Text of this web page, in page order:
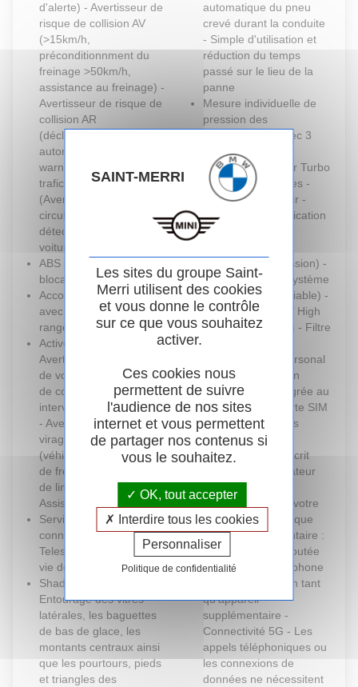
d'alerte) - Avertisseur de
risque de collision AV
(>15km/h,
préconditionnment du
freinage >50km/h,
assistance au freinage) -
Avertisseur de risque de
collision AR
(déclenchement
automatique des
warning) - Avertisseur de
trafic transversal AR
(Avertisseur en cas de
circulation transversale
détectée derrière la
voiture)
ABS - Système anti
blocage des roues
Accoudoir central AV
avec compartiment de
rangement
Active Guard -
Avertissement de sortie
de voie - Avertissement
de collision frontale avec
intervention sur les freins
- Avertissement de
virage à gauche
(véhicule) avec fonction
de freinage - Indicateur
de limitation de vitesse -
Assistant d'évitement
Services Après-vente
connectés BMW
Teleservices (durée de
vie de la voiture)
Shadow Line M brillant
Entourage des vitres
latérales, les baguettes
de bas de glace, les
montants centraux ainsi
que les pourtours, pieds
et triangles des
automatique du pneu
crevé durant la conduite
- Simple d'utilisation et
réduction du temps
passé sur le lieu de la
panne
Mesure individuelle de
pression des
pneumatiques avec 3
niveaux
Moteur TwinPower Turbo
essence 3 cylindres -
Turbocompresseur -
Valvetronic (modification
de la profondeur
soupapes d'admission) -
Double VANOS (système
de distribution variable) -
Technologie BMW High
Precision Injection - Filtre
Personal eSIM Personal
eSIM est la version
électronique, intégrée au
véhicule, de la carte SIM
traditionnelle. Vous
l'utilisez via un
abonnement souscrit
auprès d'un opérateur
transformez ainsi votre
BMW en périphérique
mobile supplémentaire :
- La BMW sera ajoutée
au contrat du téléphone
mobile du client en tant
qu'appareil
supplémentaire -
Connectivité 5G - Les
appels téléphoniques ou
les connexions de
données ne nécessitent
SAINT-MERRI
Les sites du groupe Saint-
Merri utilisent des cookies
et vous donne le contrôle
sur ce que vous souhaitez
activer.
Ces cookies nous
permettent de suivre
l'audience de nos sites
internet et vous permettent
de partager nos contenus si
vous le souhaitez.
OK, tout accepter
Interdire tous les cookies
Personnaliser
Politique de confidentialité